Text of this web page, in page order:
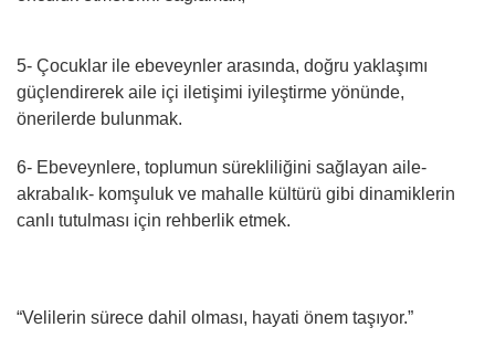
5- Çocuklar ile ebeveynler arasında, doğru yaklaşımı
güçlendirerek aile içi iletişimi iyileştirme yönünde,
önerilerde bulunmak.
6- Ebeveynlere, toplumun sürekliliğini sağlayan aile-
akrabalık- komşuluk ve mahalle kültürü gibi dinamiklerin
canlı tutulması için rehberlik etmek.
“Velilerin sürece dahil olması, hayati önem taşıyor.”